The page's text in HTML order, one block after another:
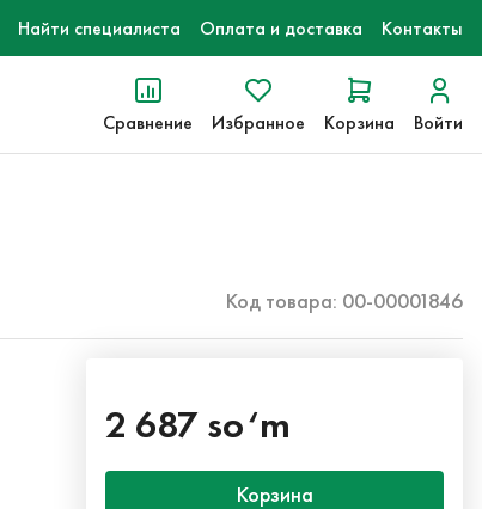
Найти специалиста Оплата и доставка Контакты
Сравнение Избранное Корзина Войти
Код товара: 00-00001846
2 687 so‘m
Корзина